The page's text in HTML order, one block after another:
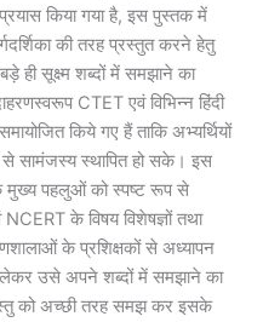
किया गया है, इस पुस्तक में
की तरह प्रस्तुत करने हेतु
ही सूक्ष्म शब्दों में समझाने का
CTET एवं विभिन्न हिंदी
किये गए हैं ताकि अभ्यर्थियों
से सामंजस्य स्थापित हो सके। इस
मुख्य पहलुओं को स्पष्ट रूप से
के विषय विशेषज्ञों तथा
के प्रशिक्षकों से अध्यापन
लेकर उसे अपने शब्दों में समझाने का
को अच्छी तरह समझ कर इसके